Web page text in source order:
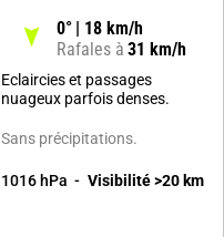
0° 18 km/h
Rafales à 31 km/h
Eclaircies et passages
nuageux parfois denses.
Sans précipitations.
1016 hPa Visibilité >20 km